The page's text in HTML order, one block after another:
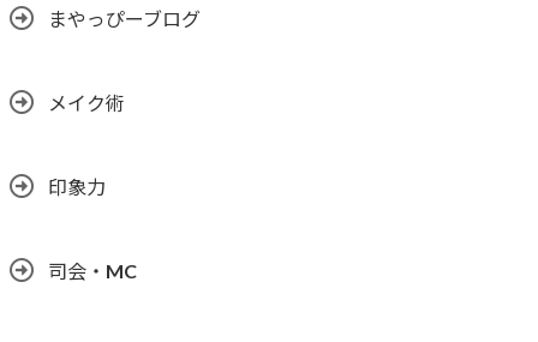
まやっぴーブログ
メイク術
印象力
司会・MC